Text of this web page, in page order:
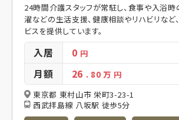
24時間介護スタッフが常駐し、食事や入浴時
濯などの生活支援、健康相談やリハビリなど
ビスを提供しています。
入居 0 円
月額 26 . 80万 円
東京都 東村山市 栄町3-23-1
西武拝島線 八坂駅 徒歩5分